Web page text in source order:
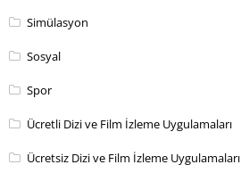
Simülasyon
Sosyal
Spor
Ücretli Dizi ve Film İzleme Uygulamaları
Ücretsiz Dizi ve Film İzleme Uygulamaları